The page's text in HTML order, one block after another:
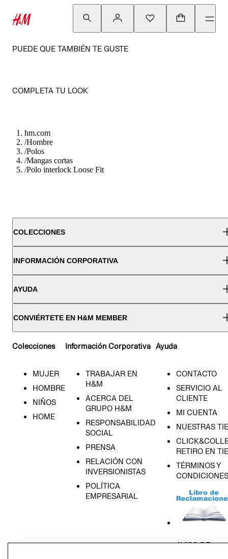
PUEDE QUE TAMBIÉN TE GUSTE
COMPLETA TU LOOK
hm.com
/Hombre
/Polos
/Mangas cortas
/Polo interlock Loose Fit
COLECCIONES
INFORMACIÓN CORPORATIVA
AYUDA
CONVIÉRTETE EN H&M MEMBER
Colecciones
MUJER
HOMBRE
NIÑOS
HOME
Información Corporativa
TRABAJAR EN
H&M
ACERCA DEL
GRUPO H&M
RESPONSABILIDAD
SOCIAL
PRENSA
RELACIÓN CON
INVERSIONISTAS
POLÍTICA
EMPRESARIAL
Ayuda
CONTACTO
SERVICIO AL
CLIENTE
MI CUENTA
NUESTRAS
RETIRO EN
TÉRMINOS Y
CONDICIONES
AVISO DE